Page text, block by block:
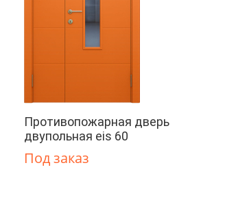
Противопожарная дверь
двупольная eis 60
Под заказ